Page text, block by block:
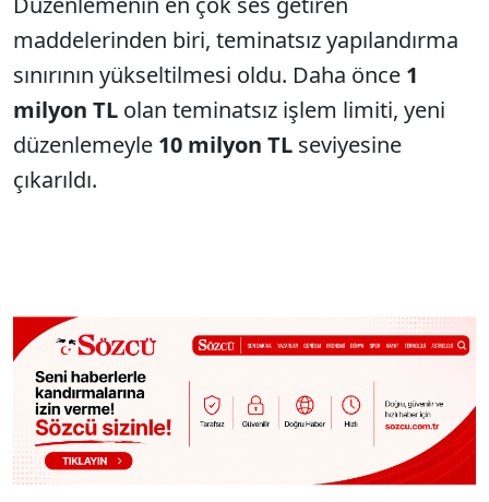
maddelerinden biri, teminatsız yapılandırma
sınırının yükseltilmesi oldu. Daha önce 1
milyon TL olan teminatsız işlem limiti, yeni
düzenlemeyle 10 milyon TL seviyesine
çıkarıldı.